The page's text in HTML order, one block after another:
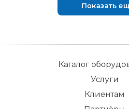
Показать
Каталог
Услуги
Клиентам